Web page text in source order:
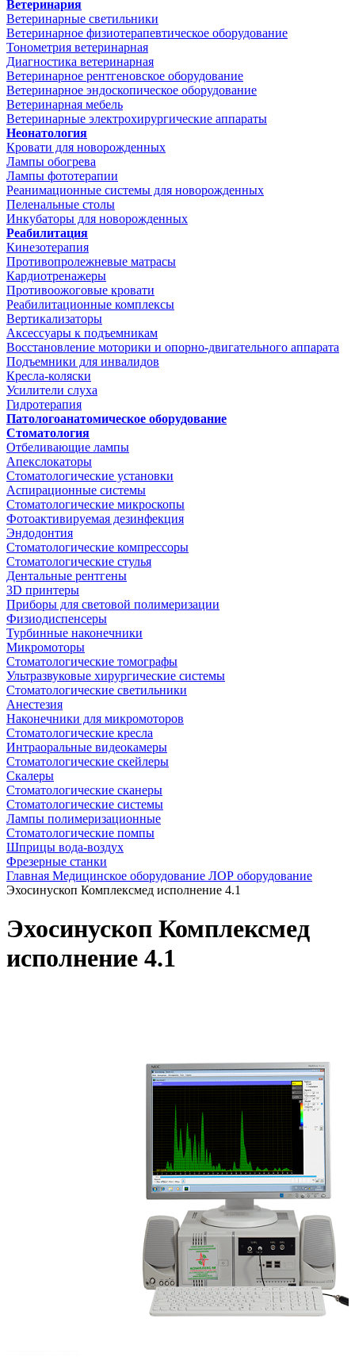
Ветеринария
Ветеринарные светильники
Ветеринарное физиотерапевтическое оборудование
Тонометрия ветеринарная
Диагностика ветеринарная
Ветеринарное рентгеновское оборудование
Ветеринарное эндоскопическое оборудование
Ветеринарная мебель
Ветеринарные электрохирургические аппараты
Неонатология
Кровати для новорожденных
Лампы обогрева
Лампы фототерапии
Реанимационные системы для новорожденных
Пеленальные столы
Инкубаторы для новорожденных
Реабилитация
Кинезотерапия
Противопролежневые матрасы
Кардиотренажеры
Противоожоговые кровати
Реабилитационные комплексы
Вертикализаторы
Аксессуары к подъемникам
Восстановление моторики и опорно-двигательного аппарата
Подъемники для инвалидов
Кресла-коляски
Усилители слуха
Гидротерапия
Патологоанатомическое оборудование
Стоматология
Отбеливающие лампы
Апекслокаторы
Стоматологические установки
Аспирационные системы
Стоматологические микроскопы
Фотоактивируемая дезинфекция
Эндодонтия
Стоматологические компрессоры
Стоматологические стулья
Дентальные рентгены
3D принтеры
Приборы для световой полимеризации
Физиодиспенсеры
Турбинные наконечники
Микромоторы
Стоматологические томографы
Ультразвуковые хирургические системы
Стоматологические светильники
Анестезия
Наконечники для микромоторов
Стоматологические кресла
Интраоральные видеокамеры
Стоматологические скейлеры
Скалеры
Стоматологические сканеры
Стоматологические системы
Лампы полимеризационные
Стоматологические помпы
Шприцы вода-воздух
Фрезерные станки
Главная Медицинское оборудование ЛОР оборудование
Эхосинускоп Комплексмед исполнение 4.1
Эхосинускоп Комплексмед
исполнение 4.1